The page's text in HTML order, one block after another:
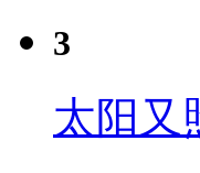
3
太阳又